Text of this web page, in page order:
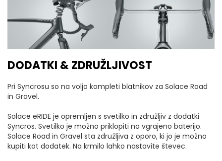
DODATKI & ZDRUŽLJIVOST
Pri Syncrosu so na voljo kompleti blatnikov za Solace Road
in Gravel.
Solace eRIDE je opremljen s svetilko in združljiv z dodatki
Syncros. Svetilko je možno priklopiti na vgrajeno baterijo.
Solace Road in Gravel sta združljiva z oporo, ki jo je možno
kupiti kot dodatek. Na krmilo lahko nastavite števec.